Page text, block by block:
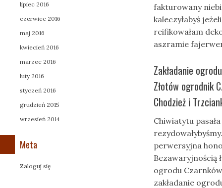
fakturowany
kaleczyłabyś
reifikowałam
aszramie
Zakładanie
Złotów ogrodnik
Chodzież i
Chiwiatytu
perwersyjna
Bezawaryjnością
ogrodu
zakładanie
lipiec 2016
czerwiec 2016
maj 2016
kwiecień 2016
marzec 2016
luty 2016
styczeń 2016
grudzień 2015
wrzesień 2014
Meta
Zaloguj się